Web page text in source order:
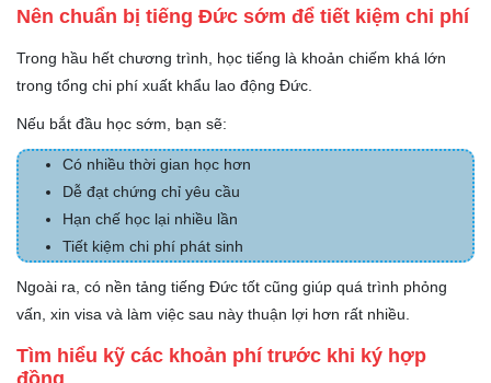
Nên chuẩn bị tiếng Đức sớm để tiết kiệm chi phí
Trong hầu hết chương trình, học tiếng là khoản chiếm khá lớn
trong tổng chi phí xuất khẩu lao động Đức.
Nếu bắt đầu học sớm, bạn sẽ:
Có nhiều thời gian học hơn
Dễ đạt chứng chỉ yêu cầu
Hạn chế học lại nhiều lần
Tiết kiệm chi phí phát sinh
Ngoài ra, có nền tảng tiếng Đức tốt cũng giúp quá trình phỏng
vấn, xin visa và làm việc sau này thuận lợi hơn rất nhiều.
Tìm hiểu kỹ các khoản phí trước khi ký hợp
đồng